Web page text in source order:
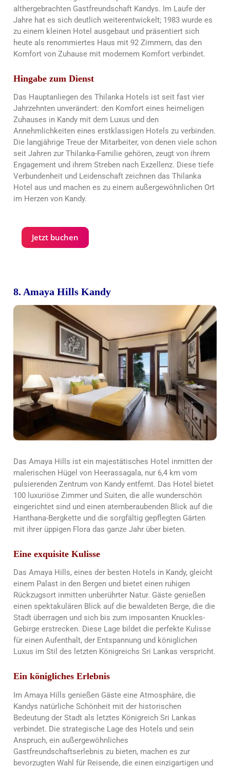
althergebrachten Gastfreundschaft Kandys. Im Laufe der
Jahre hat es sich deutlich weiterentwickelt; 1983 wurde es
zu einem kleinen Hotel ausgebaut und präsentiert sich
heute als renommiertes Haus mit 92 Zimmern, das den
Komfort von Zuhause mit modernem Komfort verbindet.
Hingabe zum Dienst
Das Hauptanliegen des Thilanka Hotels ist seit fast vier
Jahrzehnten unverändert: den Komfort eines heimeligen
Zuhauses in Kandy mit dem Luxus und den
Annehmlichkeiten eines erstklassigen Hotels zu verbinden.
Die langjährige Treue der Mitarbeiter, von denen viele schon
seit Jahren zur Thilanka-Familie gehören, zeugt von ihrem
Engagement und ihrem Streben nach Exzellenz. Diese tiefe
Verbundenheit und Leidenschaft zeichnen das Thilanka
Hotel aus und machen es zu einem außergewöhnlichen Ort
im Herzen von Kandy.
Jetzt buchen
8. Amaya Hills Kandy
Das Amaya Hills ist ein majestätisches Hotel inmitten der
malerischen Hügel von Heerassagala, nur 6,4 km vom
pulsierenden Zentrum von Kandy entfernt. Das Hotel bietet
100 luxuriöse Zimmer und Suiten, die alle wunderschön
eingerichtet sind und einen atemberaubenden Blick auf die
Hanthana-Bergkette und die sorgfältig gepflegten Gärten
mit ihrer üppigen Flora das ganze Jahr über bieten.
Eine exquisite Kulisse
Das Amaya Hills, eines der besten Hotels in Kandy, gleicht
einem Palast in den Bergen und bietet einen ruhigen
Rückzugsort inmitten unberührter Natur. Gäste genießen
einen spektakulären Blick auf die bewaldeten Berge, die die
Stadt überragen und sich bis zum imposanten Knuckles-
Gebirge erstrecken. Diese Lage bildet die perfekte Kulisse
für einen Aufenthalt, der Entspannung und königlichen
Luxus im Stil des letzten Königreichs Sri Lankas verspricht.
Ein königliches Erlebnis
Im Amaya Hills genießen Gäste eine Atmosphäre, die
Kandys natürliche Schönheit mit der historischen
Bedeutung der Stadt als letztes Königreich Sri Lankas
verbindet. Die strategische Lage des Hotels und sein
Anspruch, ein außergewöhnliches
Gastfreundschaftserlebnis zu bieten, machen es zur
bevorzugten Wahl für Reisende, die einen einzigartigen und